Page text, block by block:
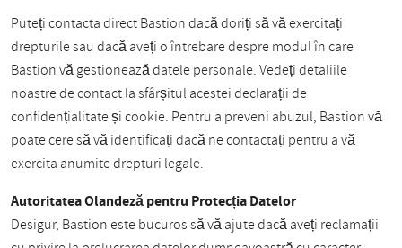
Puteți contacta direct Bastion dacă doriți să vă exercitați
drepturile sau dacă aveți o întrebare despre modul în care
Bastion vă gestionează datele personale. Vedeți detaliile
noastre de contact la sfârșitul acestei declarații de
confidențialitate și cookie. Pentru a preveni abuzul, Bastion vă
poate cere să vă identificați dacă ne contactați pentru a vă
exercita anumite drepturi legale.
Autoritatea Olandeză pentru Protecția Datelor
Desigur, Bastion este bucuros să vă ajute dacă aveți reclamații